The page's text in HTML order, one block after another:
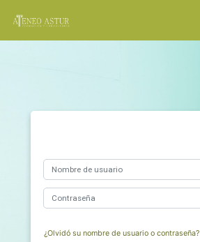
AteneoAstur
Nombre de usuario
Contraseña
¿Olvidó su nombre de usuario o contraseña?